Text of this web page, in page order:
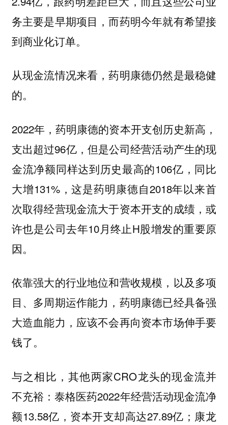
务主要是早期项目，而药明今年就有希望接
到商业化订单。
从现金流情况来看，药明康德仍然是最稳健
的。
2022年，药明康德的资本开支创历史新高，
支出超过96亿，但是公司经营活动产生的现
金流净额同样达到历史最高的106亿，同比
大增131%，这是药明康德自2018年以来首
次取得经营现金流大于资本开支的成绩，或
许也是公司去年10月终止H股增发的重要原
因。
依靠强大的行业地位和营收规模，以及多项
目、多周期运作能力，药明康德已经具备强
大造血能力，应该不会再向资本市场伸手要
钱了。
与之相比，其他两家CRO龙头的现金流并
不充裕：泰格医药2022年经营活动现金流净
额13.58亿，资本开支却高达27.89亿；康龙